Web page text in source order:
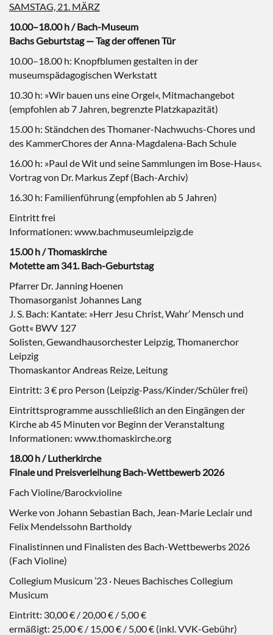
SAMSTAG, 21. MÄRZ
10.00–18.00 h / Bach-Museum
Bachs Geburtstag — Tag der offenen Tür
10.00–18.00 h: Knopfblumen gestalten in der
museumspädagogischen Werkstatt
10.30 h: »Wir bauen uns eine Orgel«, Mitmachangebot
(empfohlen ab 7 Jahren, begrenzte Platzkapazität)
15.00 h: Ständchen des Thomaner-Nachwuchs-Chores und
des KammerChores der Anna-Magdalena-Bach Schule
16.00 h: »Paul de Wit und seine Sammlungen im Bose-Haus«.
Vortrag von Dr. Markus Zepf (Bach-Archiv)
16.30 h: Familienführung (empfohlen ab 5 Jahren)
Eintritt frei
Informationen: www.bachmuseumleipzig.de
15.00 h / Thomaskirche
Motette am 341. Bach-Geburtstag
Pfarrer Dr. Janning Hoenen
Thomasorganist Johannes Lang
J. S. Bach: Kantate: »Herr Jesu Christ, Wahr’ Mensch und
Gott« BWV 127
Solisten, Gewandhausorchester Leipzig, Thomanerchor
Leipzig
Thomaskantor Andreas Reize, Leitung
Eintritt: 3 € pro Person (Leipzig-Pass/Kinder/Schüler frei)
Eintrittsprogramme ausschließlich an den Eingängen der
Kirche ab 45 Minuten vor Beginn der Veranstaltung
Informationen: www.thomaskirche.org
18.00 h / Lutherkirche
Finale und Preisverleihung Bach-Wettbewerb 2026
Fach Violine/Barockvioline
Werke von Johann Sebastian Bach, Jean-Marie Leclair und
Felix Mendelssohn Bartholdy
Finalistinnen und Finalisten des Bach-Wettbewerbs 2026
(Fach Violine)
Collegium Musicum ’23 · Neues Bachisches Collegium
Musicum
Eintritt: 30,00 € / 20,00 € / 5,00 €
ermäßigt: 25,00 € / 15,00 € / 5,00 € (inkl. VVK-Gebühr)